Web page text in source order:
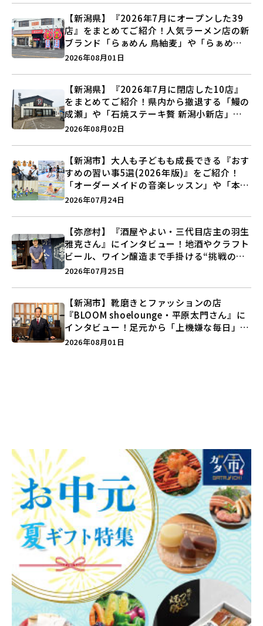
【新潟県】『2026年7月にオープンした39
店』をまとめてご紹介！人気ラーメン店の新
ブランド「らぁめん 鳥紬麦」や「らぁめん
しょうがの空」など盛りだくさん♪
2026年08月01日
【新潟県】『2026年7月に閉店した10店』
をまとめてご紹介！県内から撤退する「鰻の
成瀬」や「石焼ステーキ贅 新潟小新店」が
営業に幕…。
2026年08月02日
【新潟市】大人も子どもも成長できる『おす
すめの習い事5選(2026年版)』をご紹介！
「オーダーメイドの音楽レッスン」や「本格
キックボクシング」で新しい自分を見つけよ
2026年07月24日
【弥彦村】『酒屋やよい・三代目店主の羽生
雅克さん』にインタビュー！地酒やクラフト
ビール、ワイン醸造まで手掛ける“挑戦の歴
史”に迫る♪
2026年07月25日
【新潟市】靴磨きとファッションの店
『BLOOM shoelounge・平原太門さん』に
インタビュー！足元から「上機嫌な毎日」を
つくる装いの提案とは？
2026年08月01日